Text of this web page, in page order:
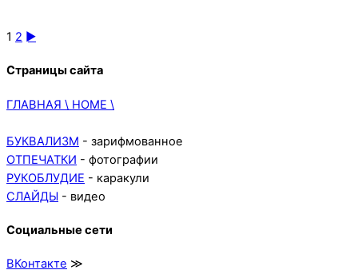
1 2 ►
Страницы сайта
ГЛАВНАЯ \ HOME \
БУКВАЛИЗМ - зарифмованное
ОТПЕЧАТКИ - фотографии
РУКОБЛУДИЕ - каракули
СЛАЙДЫ - видео
Социальные сети
ВКонтакте ≫